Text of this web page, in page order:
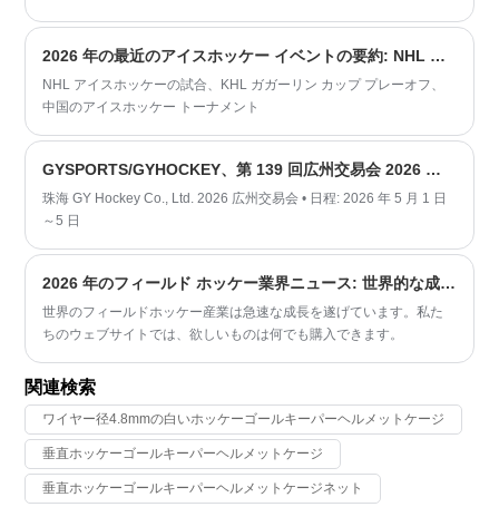
の基準を習得してきました。
2026 年の最近のアイスホッケー イベントの要約: NHL レギュラー シーズンのプッシュ、KHL プレーオフのキックオフ、中国アイスホッケーのハイライト
NHL アイスホッケーの試合、KHL ガガーリン カップ プレーオフ、
中国のアイスホッケー トーナメント
GYSPORTS/GYHOCKEY、第 139 回広州交易会 2026 に参加: 新しい HD アイスホッケー バイザーとアップグレードされたカーボンファイバー ホッケー スティックを発売
珠海 GY Hockey Co., Ltd. 2026 広州交易会 • 日程: 2026 年 5 月 1 日
～5 日
2026 年のフィールド ホッケー業界ニュース: 世界的な成長が加速、トップトーナメントとイノベーションが業界のブームを牽引
世界のフィールドホッケー産業は急速な成長を遂げています。私た
ちのウェブサイトでは、欲しいものは何でも購入できます。
関連検索
ワイヤー径4.8mmの白いホッケーゴールキーパーヘルメットケージ
垂直ホッケーゴールキーパーヘルメットケージ
垂直ホッケーゴールキーパーヘルメットケージネット